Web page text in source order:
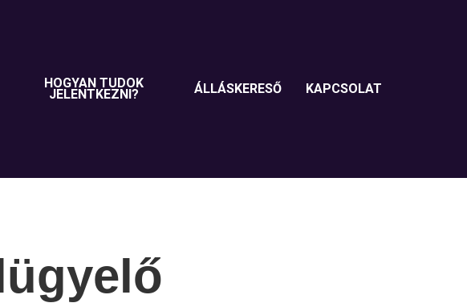
HOGYAN TUDOK
JELENTKEZNI? ÁLLÁSKERESŐ KAPCSOLAT